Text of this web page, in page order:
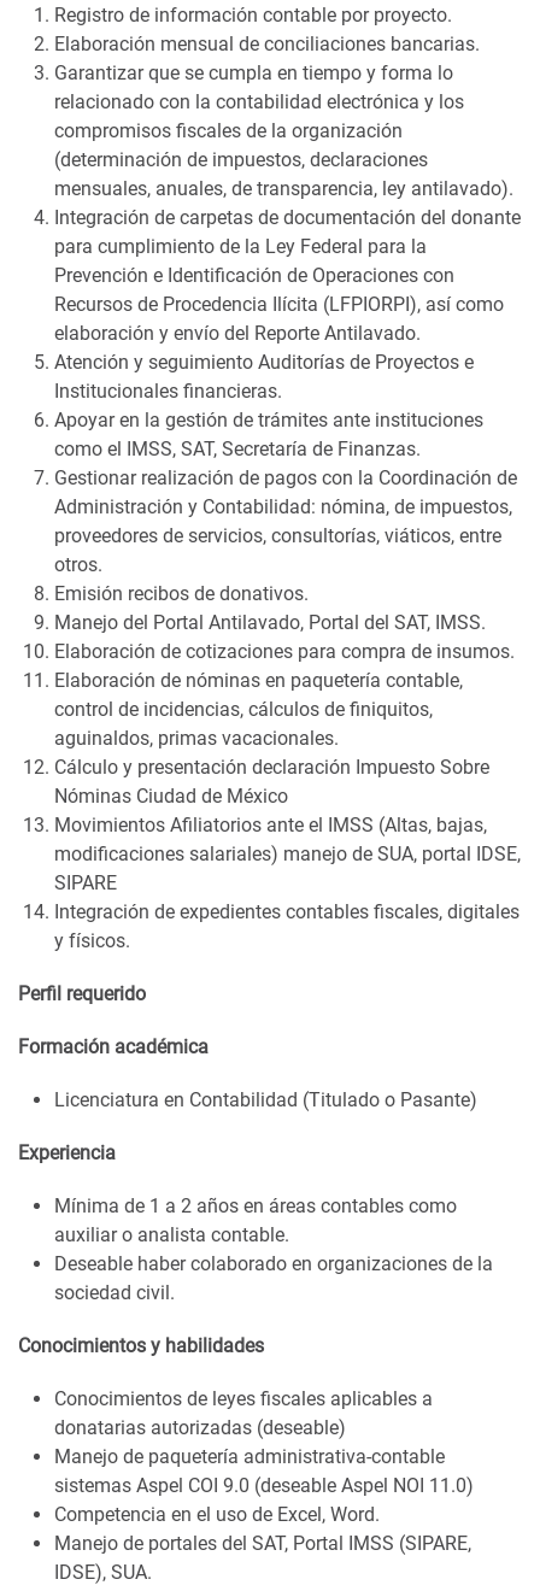
Registro de información contable por proyecto.
Elaboración mensual de conciliaciones bancarias.
Garantizar que se cumpla en tiempo y forma lo
relacionado con la contabilidad electrónica y los
compromisos fiscales de la organización
(determinación de impuestos, declaraciones
mensuales, anuales, de transparencia, ley antilavado).
Integración de carpetas de documentación del donante
para cumplimiento de la Ley Federal para la
Prevención e Identificación de Operaciones con
Recursos de Procedencia Ilícita (LFPIORPI), así como
elaboración y envío del Reporte Antilavado.
Atención y seguimiento Auditorías de Proyectos e
Institucionales financieras.
Apoyar en la gestión de trámites ante instituciones
como el IMSS, SAT, Secretaría de Finanzas.
Gestionar realización de pagos con la Coordinación de
Administración y Contabilidad: nómina, de impuestos,
proveedores de servicios, consultorías, viáticos, entre
otros.
Emisión recibos de donativos.
Manejo del Portal Antilavado, Portal del SAT, IMSS.
Elaboración de cotizaciones para compra de insumos.
Elaboración de nóminas en paquetería contable,
control de incidencias, cálculos de finiquitos,
aguinaldos, primas vacacionales.
Cálculo y presentación declaración Impuesto Sobre
Nóminas Ciudad de México
Movimientos Afiliatorios ante el IMSS (Altas, bajas,
modificaciones salariales) manejo de SUA, portal IDSE,
SIPARE
Integración de expedientes contables fiscales, digitales
y físicos.
Perfil requerido
Formación académica
Licenciatura en Contabilidad (Titulado o Pasante)
Experiencia
Mínima de 1 a 2 años en áreas contables como
auxiliar o analista contable.
Deseable haber colaborado en organizaciones de la
sociedad civil.
Conocimientos y habilidades
Conocimientos de leyes fiscales aplicables a
donatarias autorizadas (deseable)
Manejo de paquetería administrativa-contable
sistemas Aspel COI 9.0 (deseable Aspel NOI 11.0)
Competencia en el uso de Excel, Word.
Manejo de portales del SAT, Portal IMSS (SIPARE,
IDSE), SUA.